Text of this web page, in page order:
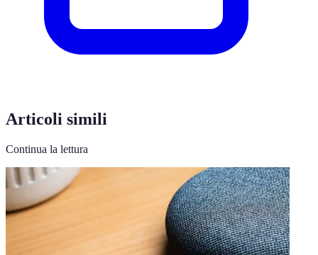
Articoli simili
Continua la lettura